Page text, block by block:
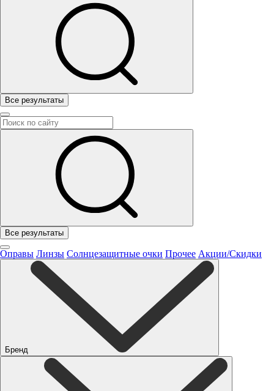
Все результаты
Все результаты
Оправы Линзы Солнцезащитные очки Прочее Акции/Скидки
Бренд